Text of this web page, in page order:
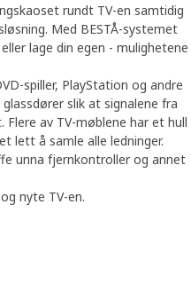
rundt TV-en samtidig
Med BESTÅ-systemet
lage din egen - mulighetene
spiller, PlayStation og andre
slik at signalene fra
av TV-møblene har et hull
lett å samle alle ledninger.
unna fjernkontroller og annet
nyte TV-en.